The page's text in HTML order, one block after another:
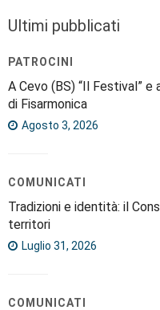
Ultimi pubblicati
PATROCINI
A Cevo (BS) “Il Festival” e
di Fisarmonica
Agosto 3, 2026
COMUNICATI
Tradizioni e identità: il
territori
Luglio 31, 2026
COMUNICATI